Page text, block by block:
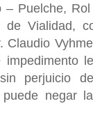
Puelche,
de Vialidad,
Claudio
perjuicio
negar